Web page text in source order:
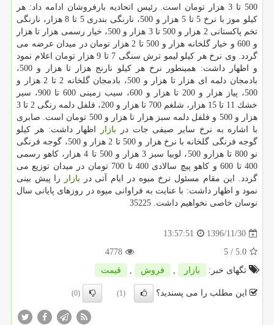
500 تا 3 هزار تومان است. رئیس اتحادیه بارفروشان ادامه داد: هر
كیلو موز با نرخ 5 تا 5 هزار و 500، نارنگی بندری 5 تا 8 هزار، نارنگی
تخم پاكستانی 2 هزار و 500 تا 3 هزار و 500، خیار رسمی هزار تا هزار
و 600 و خیار گلخانه هزار و 500 تا 2 هزار تومان در میدان عرضه می
گردد. وی نرخ هر كیلو لیمو ترش سنگی 7 تا 9 هزار تومان اعلام نمود
و اظهار داشت: همینطور نرخ هر كیلو نارنج هزار تا هزار و 500،
بادمجان دلمه ای هزار تا هزار و 500، بادمجان گلخانه 2 تا 2 هزار و
500، پیاز هزار و 200 تا هزار و 600، سیب زمینی 600 تا 900، سیر
خشك 11 تا 15 هزار، شلغم 700 تا هزار و 200، فلفل دلمه رنگی 2 تا 3
هزار و 500 و فلفل دلمه سبز هزار تا هزار و 500 تومان است. صابری
با اشاره به نرخ سایر صیفی جات در بازار
اظهار داشت: هر كیلو
گوجه فرنگی گلخانه با نرخ هزار و 500 تا 2 هزار و 500، گوجه فرنگی
نو 800 تا هزارو 500، لوبیا سبز 3 هزار و 500 تا 4 هزار، كاهو رسمی
400 تا 600 و كاهو پیچ سالادی 400 تا 700 تومان در میدان توزیع می
گردد. این مقام مسئول نرخ میوه در ایام آتی در بازار
را پیش بینی
نمود و اظهار داشت: با عنایت به فراوانی میوه در روزهای پایانی سال
نوسان خاصی نخواهیم داشت. 35225
1396/11/30
13:57:51
5.0
/ 5
4778
تگهای خبر:
بازار , فروش , قیمت
این مطلب را می پسندید؟ (1)
(0)